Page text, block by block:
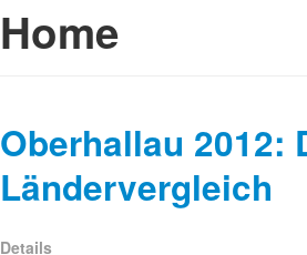
Home
Oberhallau 2012:
Ländervergleich
Details